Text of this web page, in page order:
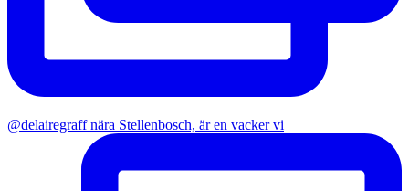
@delairegraff nära Stellenbosch, är en vacker vi